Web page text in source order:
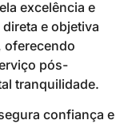
excelência e
e objetiva
oferecendo
pós-
tranquilidade.
confiança e